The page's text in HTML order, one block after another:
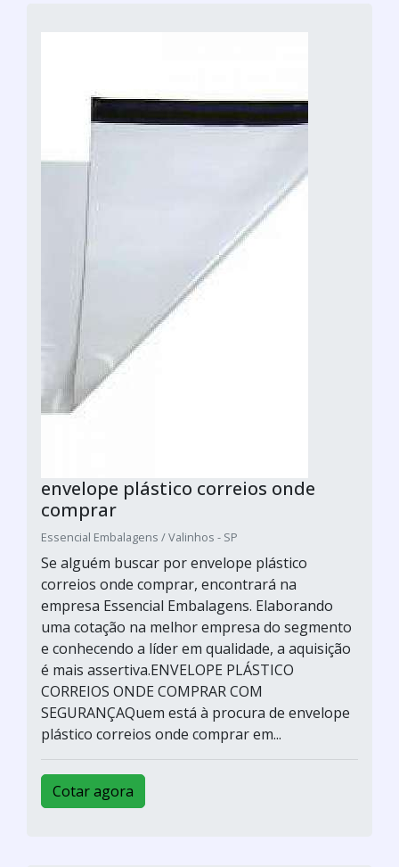
envelope plástico correios onde
comprar
Essencial Embalagens / Valinhos - SP
Se alguém buscar por envelope plástico
correios onde comprar, encontrará na
empresa Essencial Embalagens. Elaborando
uma cotação na melhor empresa do segmento
e conhecendo a líder em qualidade, a aquisição
é mais assertiva.ENVELOPE PLÁSTICO
CORREIOS ONDE COMPRAR COM
SEGURANÇAQuem está à procura de envelope
plástico correios onde comprar em...
Cotar agora